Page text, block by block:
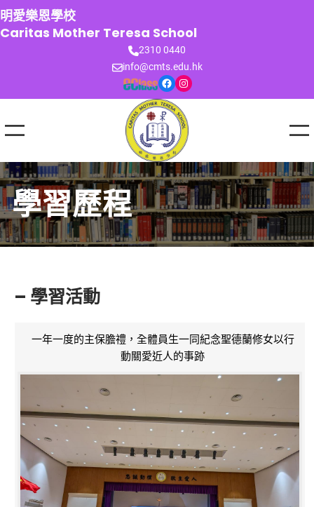
跳
至
主
明愛樂恩學校
Caritas Mother Teresa School
2310 0440
info@cmts.edu.hk
Facebook Instagram
學習歷程
– 學習活動
一年一度的主保膽禮，全體員生一同紀念聖德蘭修女以行
動關愛近人的事跡